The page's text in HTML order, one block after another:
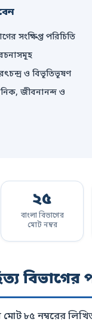
সংক্ষিপ্ত পরিচিতি
ও বিভূতিভূষণ
জীবনানন্দ ও
২৫
বাংলা বিভাগের
মোট নম্বর
বিভাগের
৮৫ নম্বরের